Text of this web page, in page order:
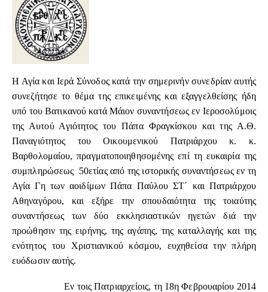
Η Αγία και Ιερά Σύνοδος κατά την σημερινήν συνεδρίαν αυτής
συνεζήτησε το θέμα της επικειμένης και εξαγγελθείσης ήδη
υπό του Βατικανού κατά Μάιον συναντήσεως εν Ιεροσολύμοις
της Αυτού Αγιότητος του Πάπα Φραγκίσκου και της Α.Θ.
Παναγιότητος του Οικουμενικού Πατριάρχου κ. κ.
Βαρθολομαίου, πραγματοποιηθησομένης επί τη ευκαιρία της
συμπληρώσεως 50ετίας από της ιστορικής συναντήσεως εν τη
Αγία Γη των αοιδίμων Πάπα Παύλου ΣΤ΄ και Πατριάρχου
Αθηναγόρου, και εξήρε την σπουδαιότητα της τοιαύτης
συναντήσεως των δύο εκκλησιαστικών ηγετών διά την
προώθησιν της ειρήνης, της αγάπης, της καταλλαγής και της
ενότητος του Χριστιανικού κόσμου, ευχηθείσα την πλήρη
ευόδωσιν αυτής.
Εν τοις Πατριαρχείοις, τη 18η Φεβρουαρίου 2014